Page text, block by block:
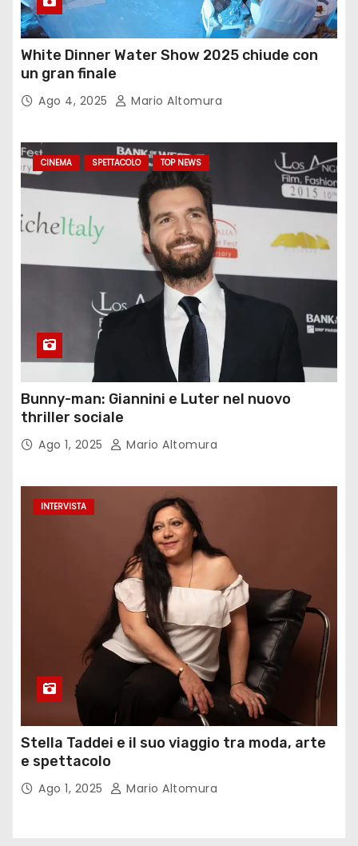
White Dinner Water Show 2025 chiude con
un gran finale
Ago 4, 2025 Mario Altomura
CINEMA SPETTACOLO TOP NEWS
Bunny-man: Giannini e Luter nel nuovo
thriller sociale
Ago 1, 2025 Mario Altomura
INTERVISTA
Stella Taddei e il suo viaggio tra moda, arte
e spettacolo
Ago 1, 2025 Mario Altomura